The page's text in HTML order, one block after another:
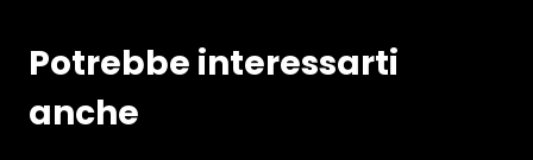
Potrebbe interessarti
anche